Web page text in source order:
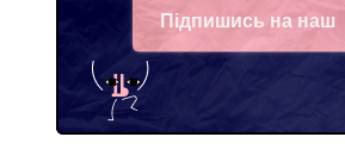
Підпишись на наш
Telegram